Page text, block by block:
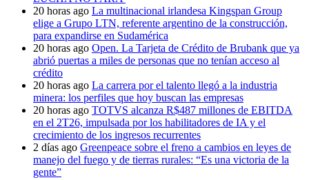
20 horas ago La multinacional irlandesa Kingspan Group
elige a Grupo LTN, referente argentino de la construcción,
para expandirse en Sudamérica
20 horas ago Open. La Tarjeta de Crédito de Brubank que ya
abrió puertas a miles de personas que no tenían acceso al
crédito
20 horas ago La carrera por el talento llegó a la industria
minera: los perfiles que hoy buscan las empresas
20 horas ago TOTVS alcanza R$487 millones de EBITDA
en el 2T26, impulsada por los habilitadores de IA y el
crecimiento de los ingresos recurrentes
2 días ago Greenpeace sobre el freno a cambios en leyes de
manejo del fuego y de tierras rurales: “Es una victoria de la
gente”